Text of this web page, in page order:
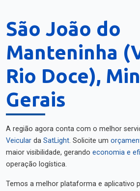
São João do
Manteninha
Rio Doce),
Gerais
A região agora conta com o melhor
Veicular da SatLight. Solicite um
maior visibilidade, gerando economia e
operação logística.
Temos a melhor plataforma e aplicativo